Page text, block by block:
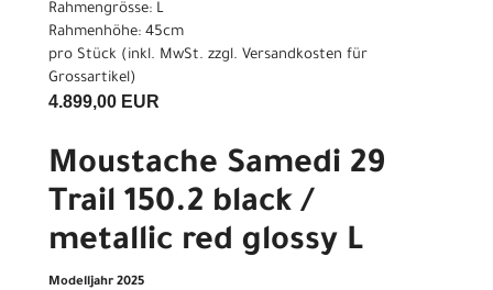
Rahmengrösse: L
Rahmenhöhe: 45cm
pro Stück (inkl. MwSt. zzgl. Versandkosten für
Grossartikel)
4.899,00 EUR
Moustache Samedi 29
Trail 150.2 black /
metallic red glossy L
Modelljahr 2025